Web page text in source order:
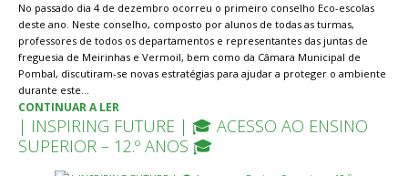
No passado dia 4 de dezembro ocorreu o primeiro conselho Eco-escolas
deste ano. Neste conselho, composto por alunos de todas as turmas,
professores de todos os departamentos e representantes das juntas de
freguesia de Meirinhas e Vermoil, bem como da Câmara Municipal de
Pombal, discutiram-se novas estratégias para ajudar a proteger o ambiente
durante este…
CONTINUAR A LER
| INSPIRING FUTURE | 🎓 ACESSO AO ENSINO
SUPERIOR – 12.º ANOS 🎓